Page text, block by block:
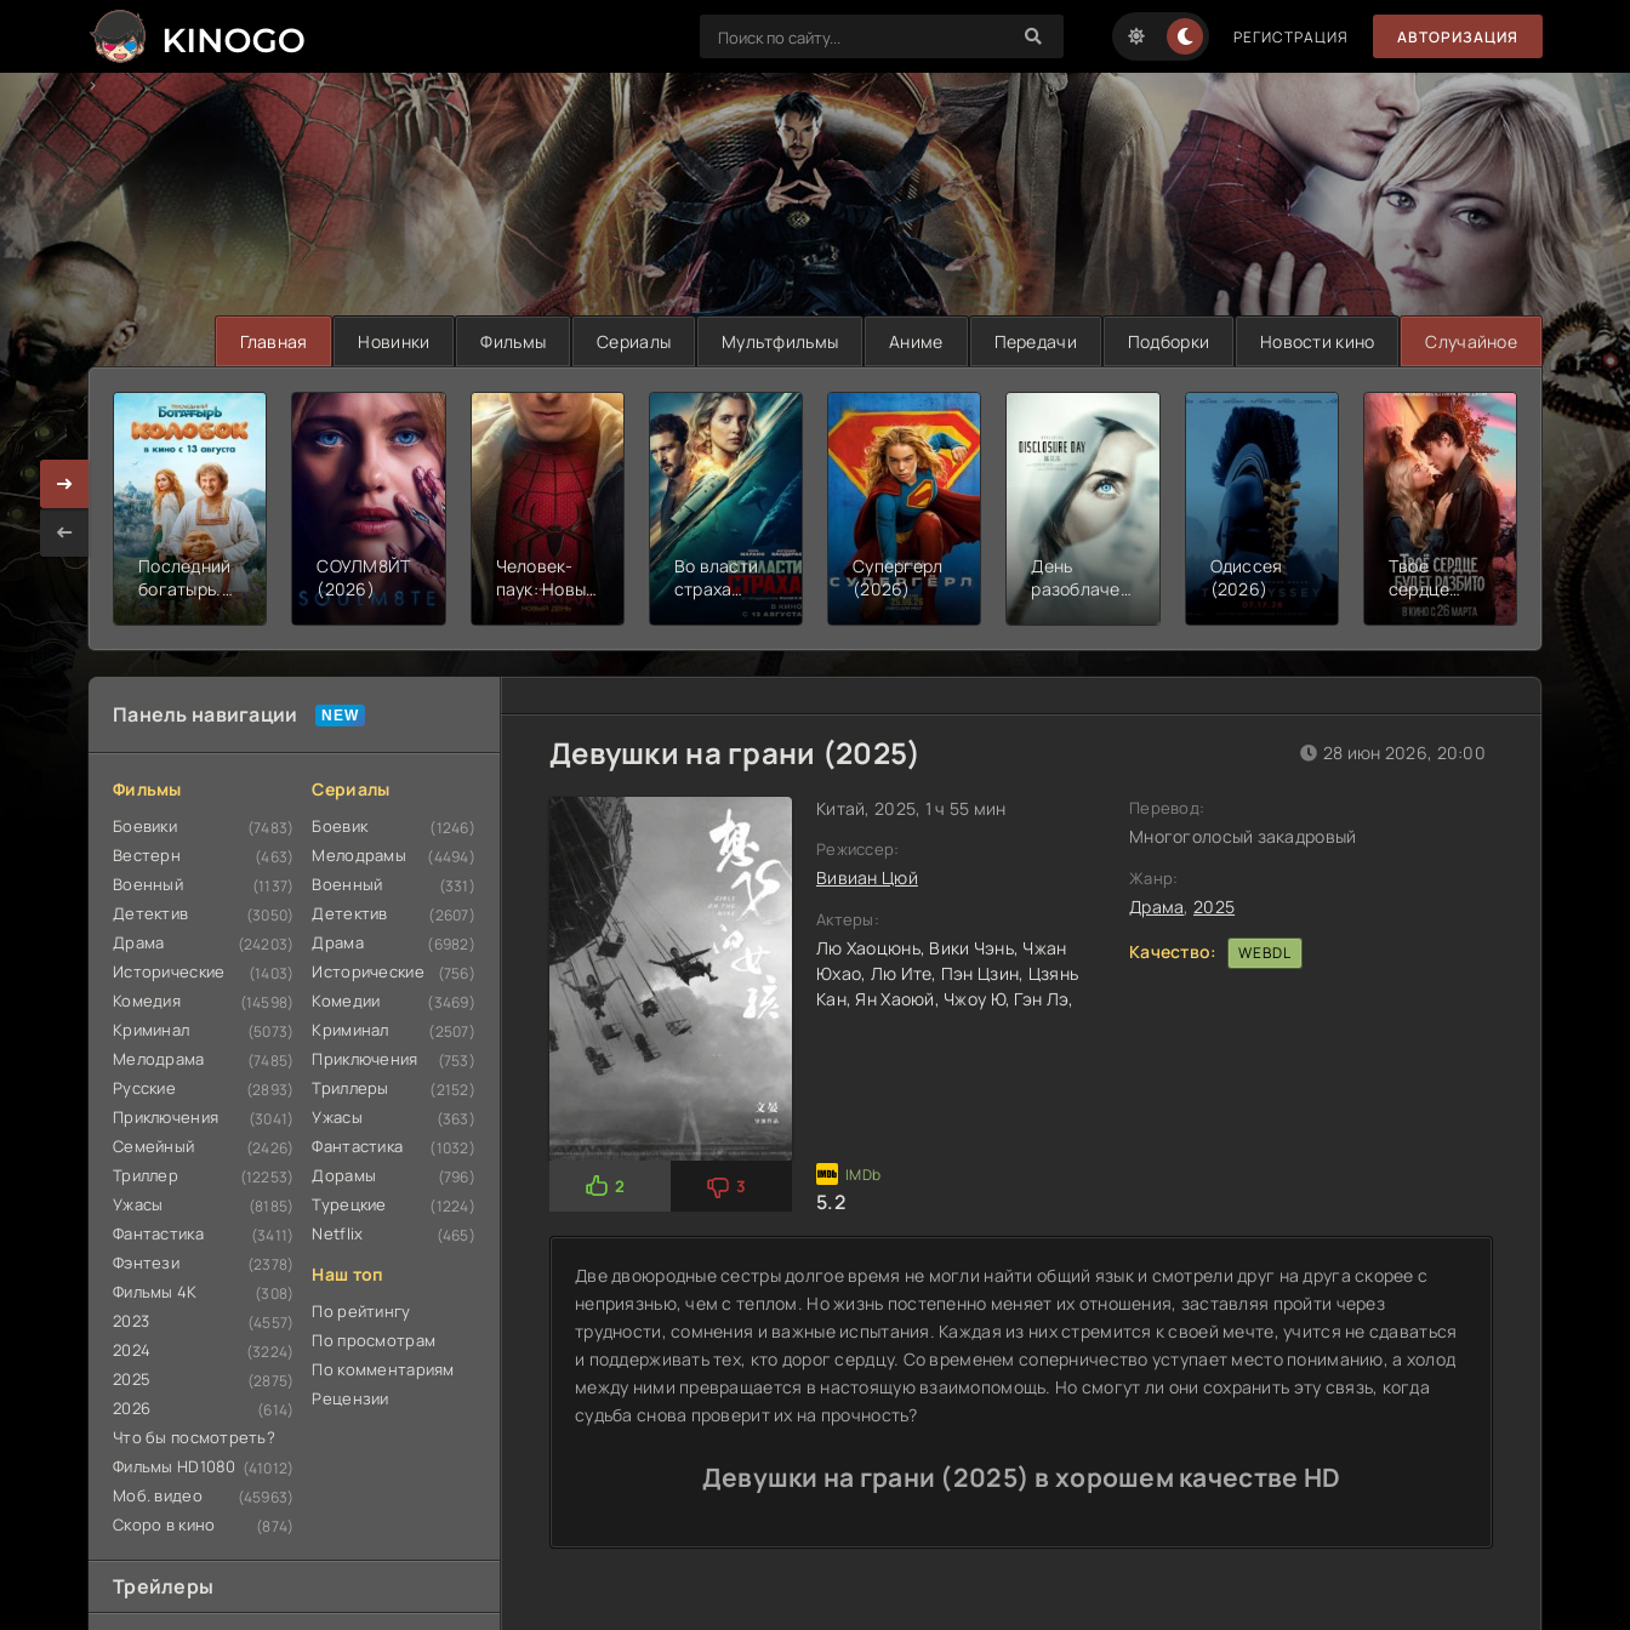
РЕГИСТРАЦИЯ АВТОРИЗАЦИЯ
>
Главная Новинки Фильмы Сериалы Мультфильмы Аниме Передачи Подборки Новости кино Случайное
Последний
богатырь.
Колобок
СОУЛМ8ЙТ
(2026)
Человек-
паук: Новый
день (2026)
Во власти
страха
Супергерл
(2026)
День
разоблачения
Одиссея
(2026)
Твое
сердце
будет
(2026)
Моана
(2026)
Панель навигации
Фильмы
Боевики (7483)
Вестерн (463)
Военный (1137)
Детектив (3050)
Драма (24203)
Исторические (1403)
Комедия (14598)
Криминал (5073)
Мелодрама (7485)
Русские (2893)
Приключения (3041)
Семейный (2426)
Триллер (12253)
Ужасы (8185)
Фантастика (3411)
Фэнтези (2378)
Фильмы 4К (308)
2023 (4557)
2024 (3224)
2025 (2875)
2026 (614)
Что бы посмотреть?
Фильмы HD1080 (41012)
Моб. видео (45963)
Скоро в кино (874)
Сериалы
Боевик (1246)
Мелодрамы (4494)
Военный (331)
Детектив (2607)
Драма (6982)
Исторические (756)
Комедии (3469)
Криминал (2507)
Приключения (753)
Триллеры (2152)
Ужасы (363)
Фантастика (1032)
Дорамы (796)
Турецкие (1224)
Netflix (465)
Наш топ
По рейтингу
По просмотрам
По комментариям
Рецензии
Трейлеры
Девушки на грани (2025)
2 3
Китай, 2025, 1 ч 55 мин
Режиссер:
Вивиан Цюй
Актеры:
Лю Хаоцюнь, Вики Чэнь, Чжан
Юхао, Лю Ите, Пэн Цзин, Цзянь
Кан,Ян Хаоюй, Чжоу Ю, Гэн Лэ,
5.2
28 июн 2026, 20:00
Перевод:
Многоголосый закадровый
Жанр:
Драма, 2025
Качество:
WEBDL
Две двоюродные сестры долгое время не могли найти общий язык и смотрели друг на друга скорее с
неприязнью, чем с теплом. Но жизнь постепенно меняет их отношения, заставляя пройти через
трудности, сомнения и важные испытания. Каждая из них стремится к своей мечте, учится не сдаваться
и поддерживать тех, кто дорог сердцу. Со временем соперничество уступает место пониманию, а холод
между ними превращается в настоящую взаимопомощь. Но смогут ли они сохранить эту связь, когда
судьба снова проверит их на прочность?
Девушки на грани (2025) в хорошем качестве HD